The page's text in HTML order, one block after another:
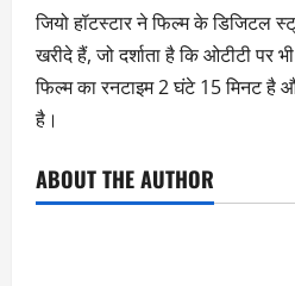
जियो हॉटस्टार ने फिल्म के डिजिटल
खरीदे हैं, जो दर्शाता है कि ओटीटी पर
फिल्म का रनटाइम 2 घंटे 15 मिनट है
है।
ABOUT THE AUTHOR